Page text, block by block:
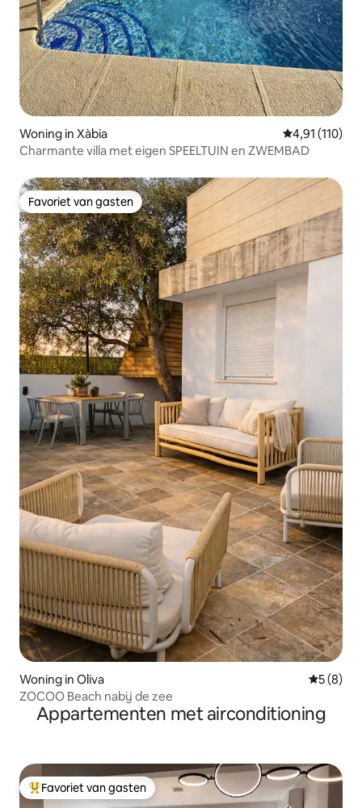
Woning in Xàbia Gemiddelde
4,91 (110)
Charmante villa met eigen SPEELTUIN en ZWEMBAD
Favoriet van gasten
Favoriet van gasten
Woning in Oliva
5 (8)
ZOCOO Beach nabij de zee
Appartementen met airconditioning
Topfavoriet van gasten
Favoriet van gasten